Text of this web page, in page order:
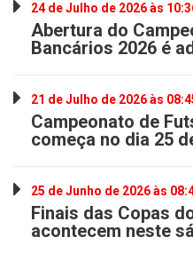
24 de Julho de 2026 às
Abertura do
Bancários 2026 é
21 de Julho de 2026 às
Campeonato de
começa no dia 25
25 de Junho de 2026 às
Finais das Copas
acontecem neste